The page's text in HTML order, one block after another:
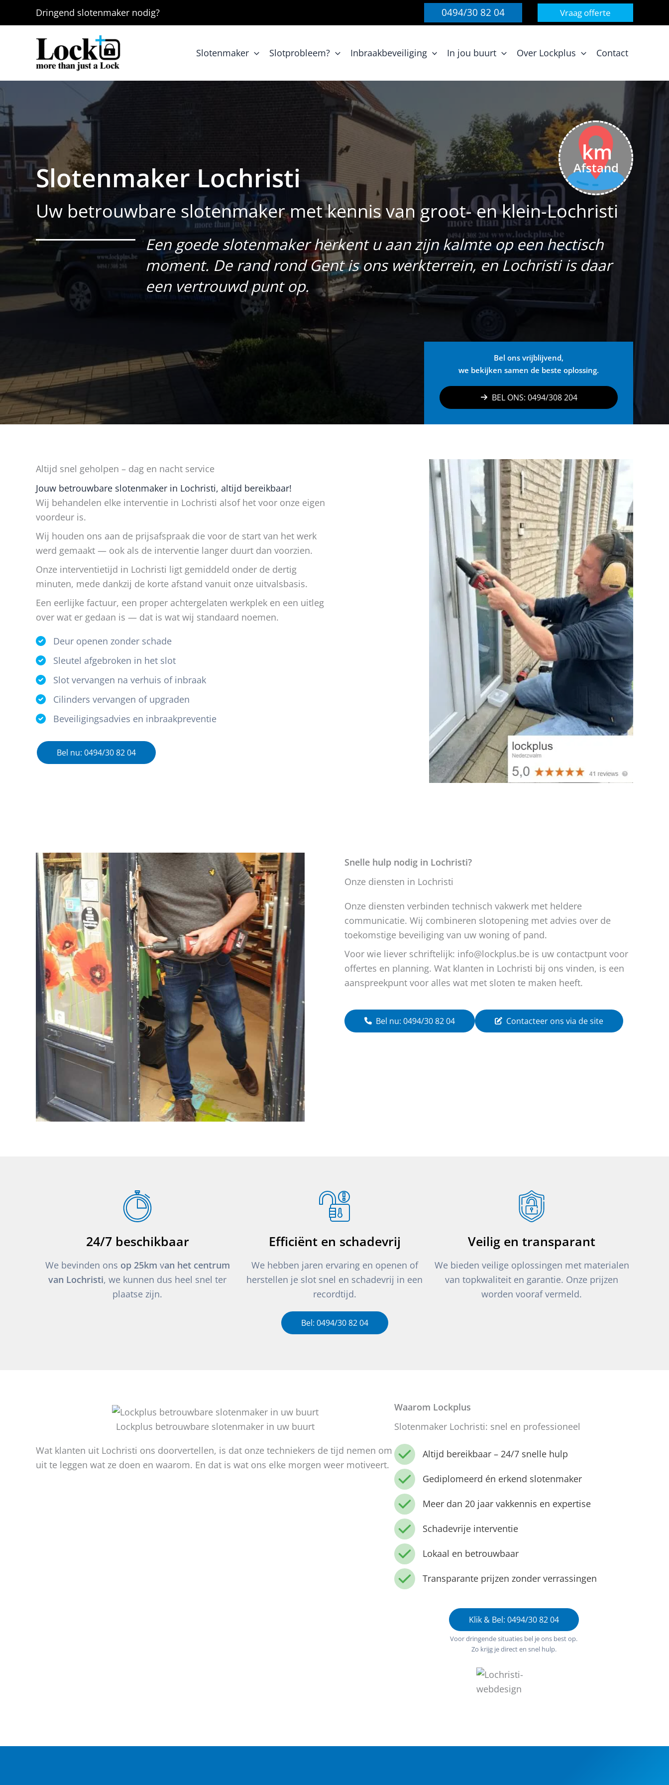
Dringend slotenmaker nodig? 0494/30 82 04 Vraag offerte
Slotenmaker Slotprobleem? Inbraakbeveiliging In jou buurt Over Lockplus Contact
km
Afstand
Slotenmaker Lochristi
Uw betrouwbare slotenmaker met kennis van groot- en klein-Lochristi
Een goede slotenmaker herkent u aan zijn kalmte op een hectisch
moment. De rand rond Gent is ons werkterrein, en Lochristi is daar
een vertrouwd punt op.
Bel ons vrijblijvend,
we bekijken samen de beste oplossing.
BEL ONS: 0494/308 204
Altijd snel geholpen – dag en nacht service
Jouw betrouwbare slotenmaker in Lochristi, altijd bereikbaar!
Wij behandelen elke interventie in Lochristi alsof het voor onze eigen
voordeur is.
Wij houden ons aan de prijsafspraak die voor de start van het werk
werd gemaakt — ook als de interventie langer duurt dan voorzien.
Onze interventietijd in Lochristi ligt gemiddeld onder de dertig
minuten, mede dankzij de korte afstand vanuit onze uitvalsbasis.
Een eerlijke factuur, een proper achtergelaten werkplek en een uitleg
over wat er gedaan is — dat is wat wij standaard noemen.
Deur openen zonder schade
Sleutel afgebroken in het slot
Slot vervangen na verhuis of inbraak
Cilinders vervangen of upgraden
Beveiligingsadvies en inbraakpreventie
Bel nu: 0494/30 82 04
Snelle hulp nodig in Lochristi?
Onze diensten in Lochristi
Onze diensten verbinden technisch vakwerk met heldere
communicatie. Wij combineren slotopening met advies over de
toekomstige beveiliging van uw woning of pand.
Voor wie liever schriftelijk: info@lockplus.be is uw contactpunt voor
offertes en planning. Wat klanten in Lochristi bij ons vinden, is een
aanspreekpunt voor alles wat met sloten te maken heeft.
Bel nu: 0494/30 82 04 Contacteer ons via de site
24/7 beschikbaar
We bevinden ons op 25km van het centrum
van Lochristi, we kunnen dus heel snel ter
plaatse zijn.
Efficiënt en schadevrij
We hebben jaren ervaring en openen of
herstellen je slot snel en schadevrij in een
recordtijd.
Bel: 0494/30 82 04
Veilig en transparant
We bieden veilige oplossingen met materialen
van topkwaliteit en garantie. Onze prijzen
worden vooraf vermeld.
Lockplus betrouwbare slotenmaker in uw buurt
Wat klanten uit Lochristi ons doorvertellen, is dat onze techniekers de tijd nemen om
uit te leggen wat ze doen en waarom. En dat is wat ons elke morgen weer motiveert.
Waarom Lockplus
Slotenmaker Lochristi: snel en professioneel
Altijd bereikbaar – 24/7 snelle hulp
Gediplomeerd én erkend slotenmaker
Meer dan 20 jaar vakkennis en expertise
Schadevrije interventie
Lokaal en betrouwbaar
Transparante prijzen zonder verrassingen
Klik & Bel: 0494/30 82 04
Voor dringende situaties bel je ons best op.
Zo krijg je direct en snel hulp.